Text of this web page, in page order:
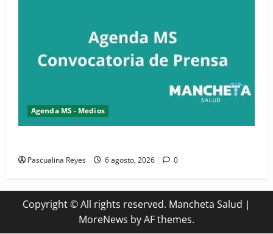
Agenda MS - Medios
Pascualina Reyes 6 agosto, 2026 0
Copyright © All rights reserved. Mancheta Salud |
MoreNews by AF themes.